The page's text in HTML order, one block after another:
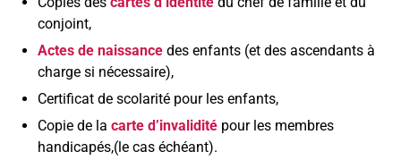
conjoint,
Actes de naissance des enfants (et des ascendants à
charge si nécessaire),
Certificat de scolarité pour les enfants,
Copie de la carte d’invalidité pour les membres
handicapés,(le cas échéant).